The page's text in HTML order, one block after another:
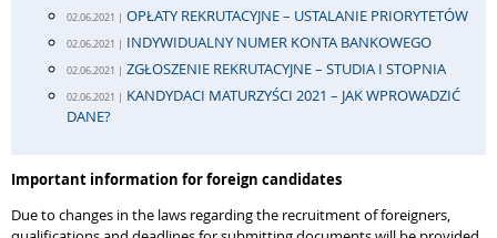
02.06.2021 | OPŁATY REKRUTACYJNE – USTALANIE PRIORYTETÓW
02.06.2021 | INDYWIDUALNY NUMER KONTA BANKOWEGO
02.06.2021 | ZGŁOSZENIE REKRUTACYJNE – STUDIA I STOPNIA
02.06.2021 | KANDYDACI MATURZYŚCI 2021 – JAK WPROWADZIĆ
DANE?
Important information for foreign candidates
Due to changes in the laws regarding the recruitment of foreigners,